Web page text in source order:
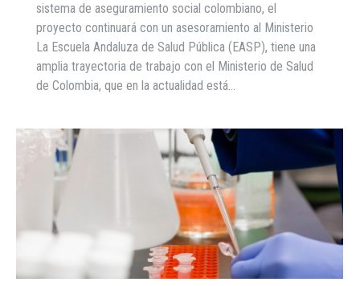
sistema de aseguramiento social colombiano, el
proyecto continuará con un asesoramiento al Ministerio
La Escuela Andaluza de Salud Pública (EASP), tiene una
amplia trayectoria de trabajo con el Ministerio de Salud
de Colombia, que en la actualidad está…